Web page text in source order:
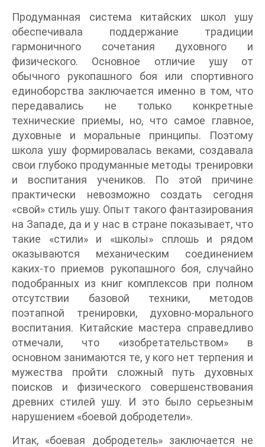
Продуманная система китайских школ ушу
обеспечивала поддержание традиции
гармоничного сочетания духовного и
физического. Основное отличие ушу от
обычного рукопашного боя или спортивного
единоборства заключается именно в том, что
передавались не только конкретные
технические приемы, но, что самое главное,
духовные и моральные принципы. Поэтому
школа ушу формировалась веками, создавала
свои глубоко продуманные методы тренировки
и воспитания учеников. По этой причине
практически невозможно создать сегодня
«свой» стиль ушу. Опыт такого фантазирования
на Западе, да и у нас в стране показывает, что
такие «стили» и «школы» сплошь и рядом
оказываются механическим соединением
каких-то приемов рукопашного боя, случайно
подобранных из книг комплексов при полном
отсутствии базовой техники, методов
поэтапной тренировки, духовно-морального
воспитания. Китайские мастера справедливо
отмечали, что «изобретательством» в
основном занимаются те, у кого нет терпения и
мужества пройти сложный путь духовных
поисков и физического совершенствования
древних стилей ушу. И это было серьезным
нарушением «боевой добродетели».
Итак, «боевая добродетель» заключается не